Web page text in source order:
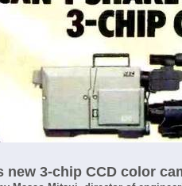
new 3-chip CCD color